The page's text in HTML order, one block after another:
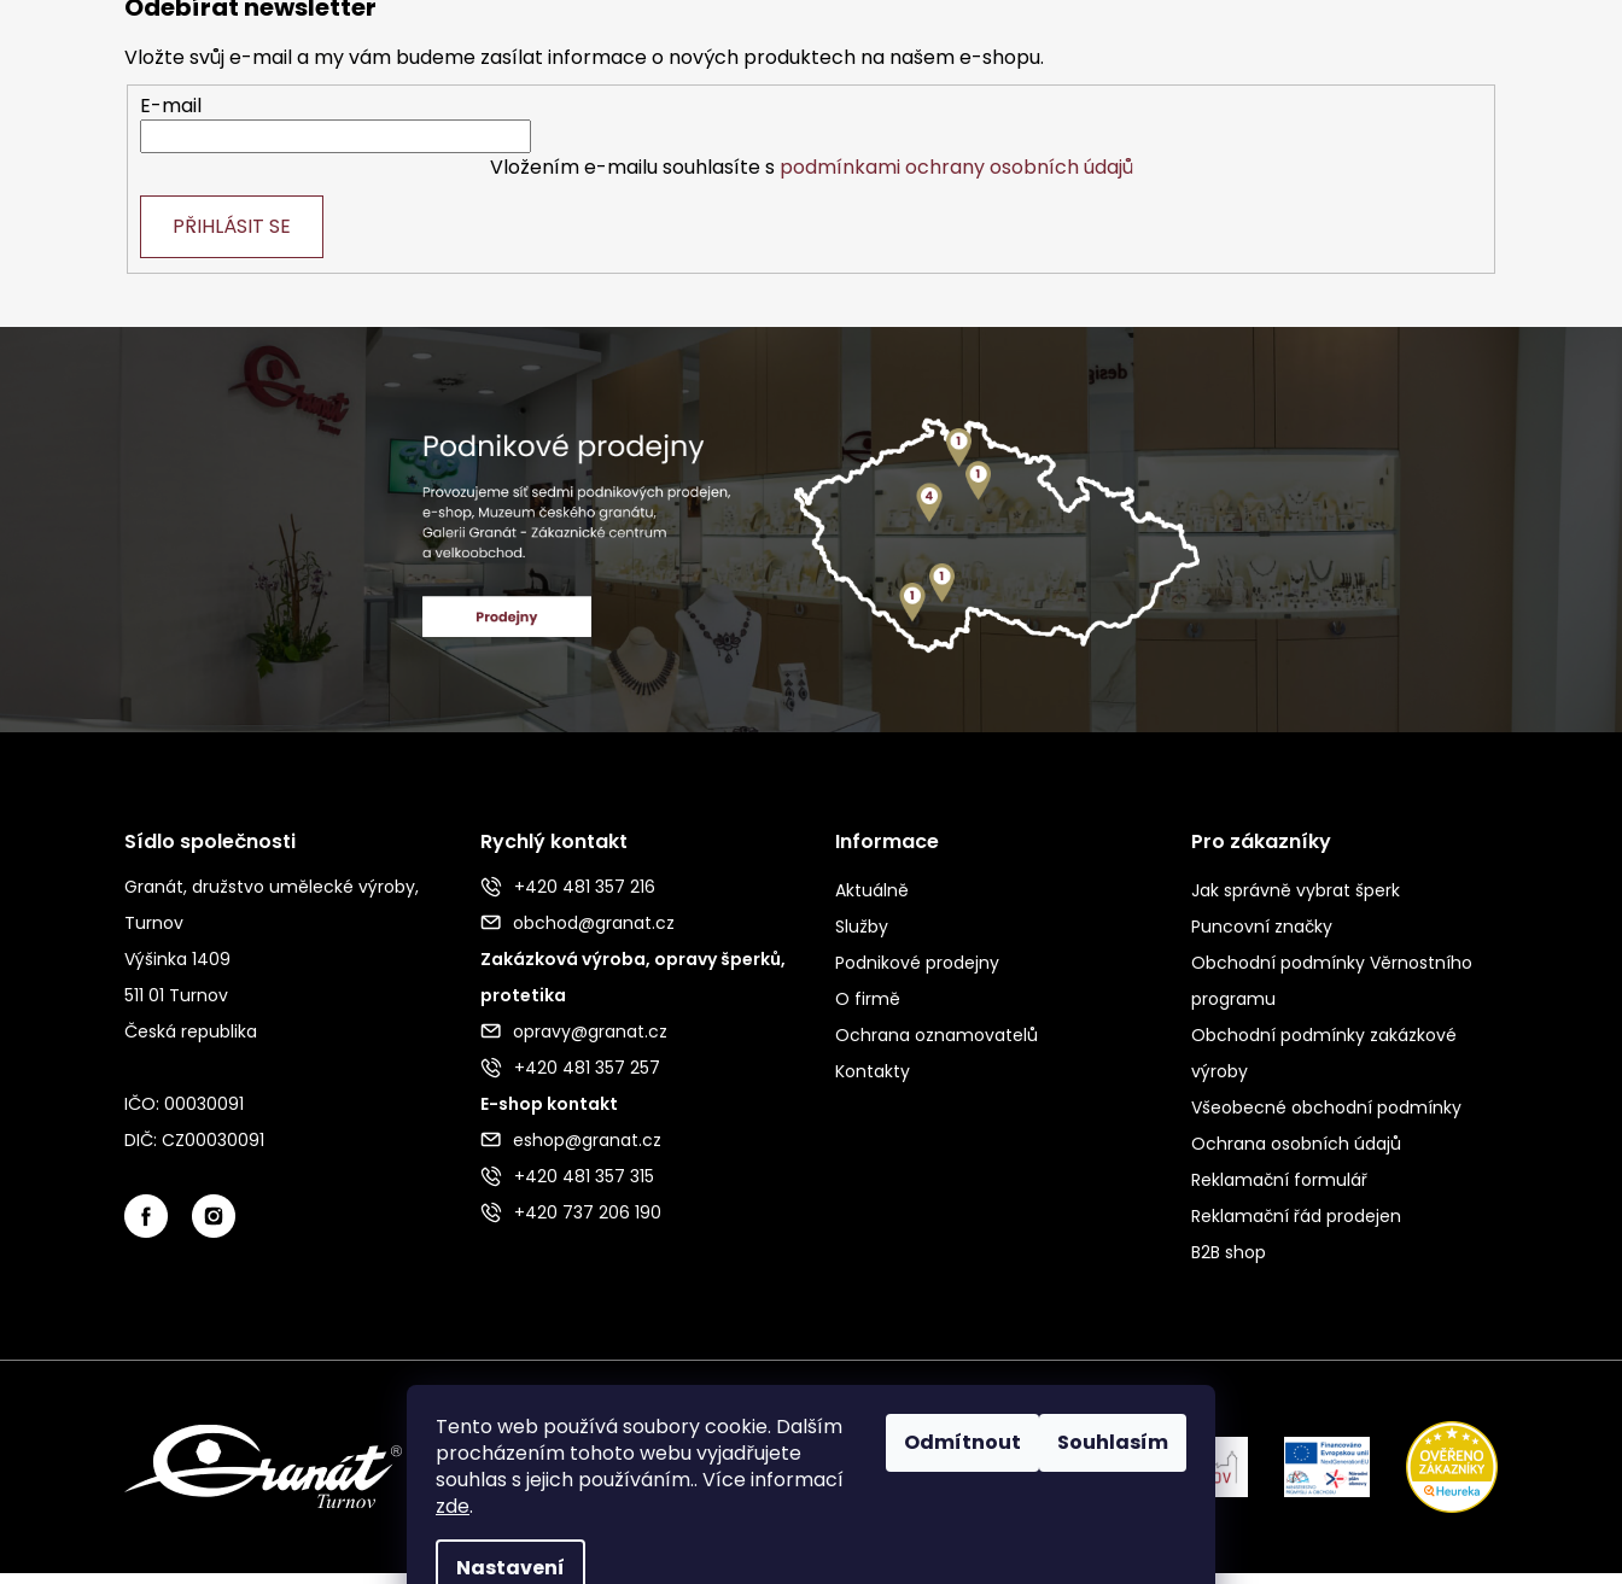
Tento web používá soubory cookie. Dalším
procházením tohoto webu vyjadřujete
souhlas s jejich používáním.. Více informací
zde.
Nastavení
Odmítnout Souhlasím
Odebírat newsletter
Vložte svůj e-mail a my vám budeme zasílat informace o nových produktech na našem e-shopu.
E-mail
Vložením e-mailu souhlasíte s podmínkami ochrany osobních údajů
PŘIHLÁSIT SE
Sídlo společnosti
Granát, družstvo umělecké výroby,
Turnov
Výšinka 1409
511 01 Turnov
Česká republika
IČO: 00030091
DIČ: CZ00030091
Rychlý kontakt
+420 481 357 216
obchod@granat.cz
Zakázková výroba, opravy šperků,
protetika
opravy@granat.cz
+420 481 357 257
E-shop kontakt
eshop@granat.cz
+420 481 357 315
+420 737 206 190
Informace
Aktuálně
Služby
Podnikové prodejny
O firmě
Ochrana oznamovatelů
Kontakty
Pro zákazníky
Jak správně vybrat šperk
Puncovní značky
Obchodní podmínky Věrnostního
programu
Obchodní podmínky zakázkové
výroby
Všeobecné obchodní podmínky
Ochrana osobních údajů
Reklamační formulář
Reklamační řád prodejen
B2B shop